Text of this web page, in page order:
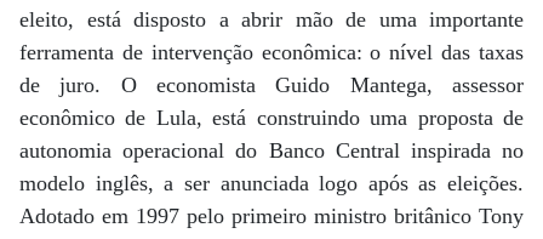
eleito, está disposto a abrir mão de uma importante
ferramenta de intervenção econômica: o nível das taxas
de juro. O economista Guido Mantega, assessor
econômico de Lula, está construindo uma proposta de
autonomia operacional do Banco Central inspirada no
modelo inglês, a ser anunciada logo após as eleições.
Adotado em 1997 pelo primeiro ministro britânico Tony